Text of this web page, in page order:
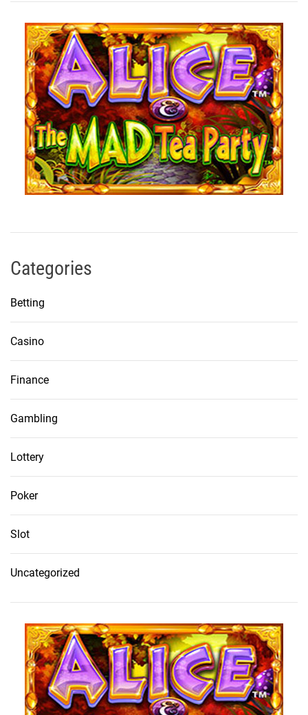
Categories
Betting
Casino
Finance
Gambling
Lottery
Poker
Slot
Uncategorized